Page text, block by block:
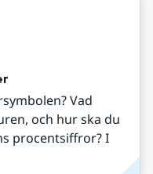
Vad
och hur ska du
procentsiffror? I